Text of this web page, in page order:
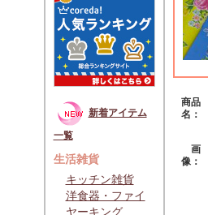
新着アイテム
一覧
生活雑貨
キッチン雑貨
洋食器・ファイ
ヤーキング
商品
名：
画
像：